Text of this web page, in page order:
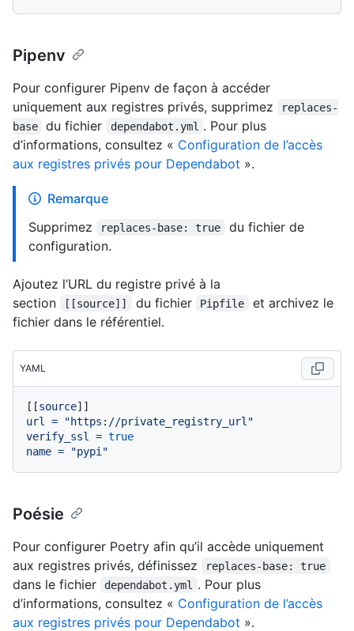
Pipenv
Pour configurer Pipenv de façon à accéder
uniquement aux registres privés, supprimez
replaces-
base
du fichier dependabot.yml . Pour plus
d’informations, consultez « Configuration de l’accès
aux registres privés pour Dependabot ».
Remarque
Supprimez
replaces-base: true
du fichier de
configuration.
Ajoutez l’URL du registre privé à la
section
[[source]] du fichier Pipfile
et archivez le
fichier dans le référentiel.
YAML
[[source
url
=
"https://private_registry_url"
verify_ssl
= true
name = "pypi"
Poésie
Pour configurer Poetry afin qu’il accède uniquement
aux registres privés, définissez
replaces-base: true
dans le fichier dependabot.yml
. Pour plus
d’informations, consultez « Configuration de l’accès
aux registres privés pour Dependabot ».